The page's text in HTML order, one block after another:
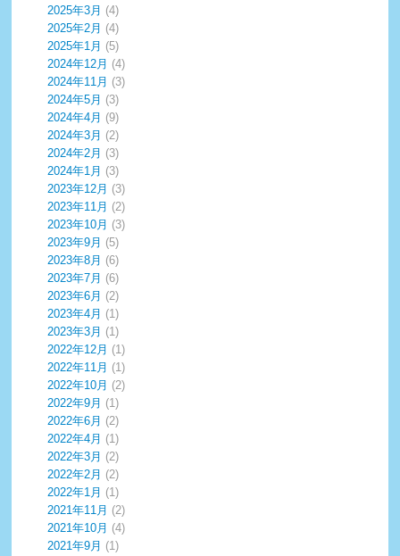
2025年3月 (4)
2025年2月 (4)
2025年1月 (5)
2024年12月 (4)
2024年11月 (3)
2024年5月 (3)
2024年4月 (9)
2024年3月 (2)
2024年2月 (3)
2024年1月 (3)
2023年12月 (3)
2023年11月 (2)
2023年10月 (3)
2023年9月 (5)
2023年8月 (6)
2023年7月 (6)
2023年6月 (2)
2023年4月 (1)
2023年3月 (1)
2022年12月 (1)
2022年11月 (1)
2022年10月 (2)
2022年9月 (1)
2022年6月 (2)
2022年4月 (1)
2022年3月 (2)
2022年2月 (2)
2022年1月 (1)
2021年11月 (2)
2021年10月 (4)
2021年9月 (1)